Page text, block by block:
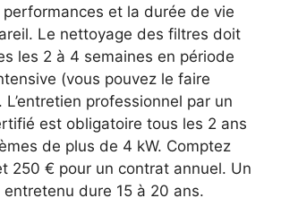
et la durée de vie
Le nettoyage des filtres doit
les 2 à 4 semaines en période
(vous pouvez le faire
professionnel par un
est obligatoire tous les 2 ans
de plus de 4 kW. Comptez
250 € pour un contrat annuel. Un
dure 15 à 20 ans.